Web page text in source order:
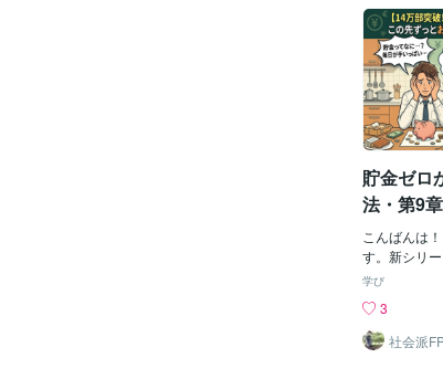
か背中を押
ことがあれ
𓂃𓋪◌メッセ
⏬https://
「いいね」
歓迎です！
ょっと
万円商品を
やぁ～
は 天
チもあるん
🐿️ ｳﾝｳﾝ;🐌
ｿﾞｯ…(*´ω`*)
🐌 助けろ
てやっただ
山…？？
貯金ゼロ
法・第9
ルってど
『出口戦
ツ」
こんばんは
す。新シリ
ていません
章では、「
くなる秘密
歳まで引き
学び
3
社会派
イ｜資産